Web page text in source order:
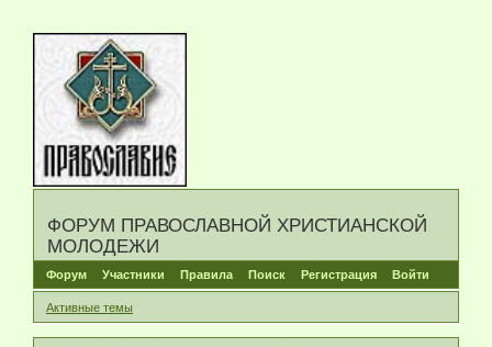
ФОРУМ ПРАВОСЛАВНОЙ ХРИСТИАНСКОЙ
МОЛОДЕЖИ
Форум Участники Правила Поиск Регистрация Войти
Активные темы